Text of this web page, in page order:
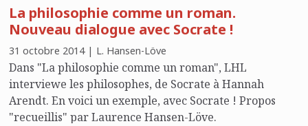
La philosophie comme un roman.
Nouveau dialogue avec Socrate !
31 octobre 2014 | L. Hansen-Löve
Dans "La philosophie comme un roman", LHL
interviewe les philosophes, de Socrate à Hannah
Arendt. En voici un exemple, avec Socrate ! Propos
"recueillis" par Laurence Hansen-Löve.